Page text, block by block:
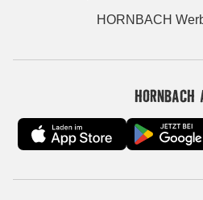
HORNBACH
HORNBACH